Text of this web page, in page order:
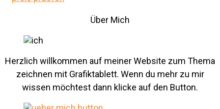
Über Mich
Herzlich willkommen auf meiner Website zum Thema
zeichnen mit Grafiktablett. Wenn du mehr zu mir
wissen möchtest dann klicke auf den Button.